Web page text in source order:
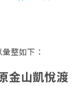
整如下：
金山凱悅渡